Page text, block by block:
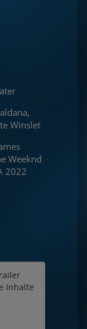
Winslet
Weeknd
2022
Inhalte